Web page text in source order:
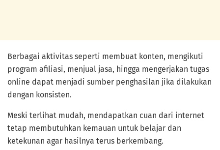
Berbagai aktivitas seperti membuat konten, mengikuti
program afiliasi, menjual jasa, hingga mengerjakan tugas
online dapat menjadi sumber penghasilan jika dilakukan
dengan konsisten.
Meski terlihat mudah, mendapatkan cuan dari internet
tetap membutuhkan kemauan untuk belajar dan
ketekunan agar hasilnya terus berkembang.